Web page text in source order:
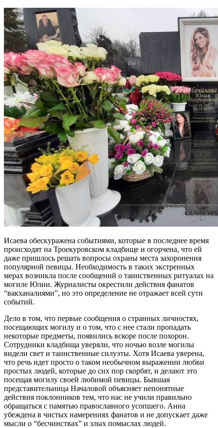
Исаева обескуражена событиями, которые в последнее время
происходят на Троекуровском кладбище и огорчена, что ей
даже пришлось решать вопросы охраны места захоронения
популярной певицы. Необходимость в таких экстренных
мерах возникла после сообщений о таинственных ритуалах на
могиле Юлии. Журналисты окрестили действия фанатов
“вакханалиями”, но это определение не отражает всей сути
событий.
Дело в том, что первые сообщения о странных личностях,
посещающих могилу и о том, что с нее стали пропадать
некоторые предметы, появились вскоре после похорон.
Сотрудники кладбища уверяли, что ночью возле могилы
видели свет и таинственные силуэты. Хотя Исаева уверена,
что речь идет просто о таком необычном выражении любви
простых людей, которые до сих пор скорбят, и делают это
посещая могилу своей любимой певицы. Бывшая
представительница Началовой объясняет непонятные
действия поклонников тем, что нас не учили правильно
обращаться с памятью православного усопшего. Анна
убеждена в чистых намерениях фанатов и не допускает даже
мысли о “бесчинствах” и злых помыслах людей.